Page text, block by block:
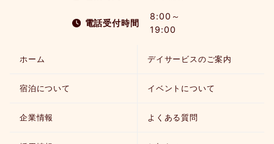
電話受付時間
8:00～
19:00
ホーム デイサービスのご案内
宿泊について イベントについて
企業情報 よくある質問